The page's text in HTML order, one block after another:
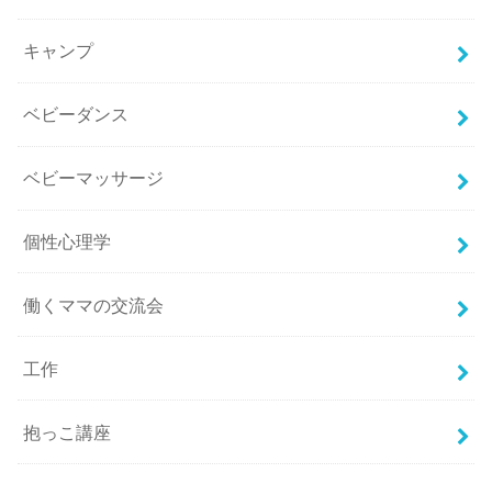
キャンプ
ベビーダンス
ベビーマッサージ
個性心理学
働くママの交流会
工作
抱っこ講座